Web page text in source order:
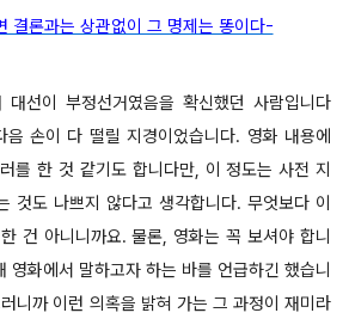
결론과는 상관없이 그 명제는 똥이다-
선이 부정선거였음을 확신했던 사람입니다
손이 다 떨릴 지경이었습니다. 영화 내용에
를 한 것 같기도 합니다만, 이 정도는 사전 지
것도 나쁘지 않다고 생각합니다. 무엇보다 이
건 아니니까요. 물론, 영화는 꼭 보셔야 합니
영화에서 말하고자 하는 바를 언급하긴 했습니
니까 이런 의혹을 밝혀 가는 그 과정이 재미라